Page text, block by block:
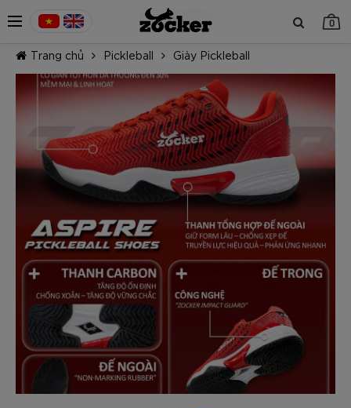
0
TIẾP TỤC MUA HÀNG
Trang chủ Pickleball Giày Pickleball